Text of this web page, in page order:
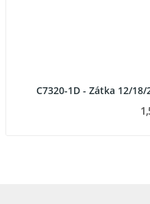
C7320-1D - Zátka 12/